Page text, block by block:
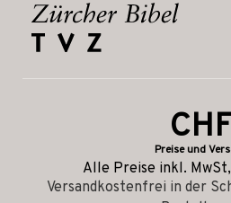
Preise und
Alle Preise inkl.
Versandkostenfrei in der